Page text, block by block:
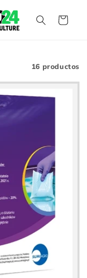
de la
16 productos